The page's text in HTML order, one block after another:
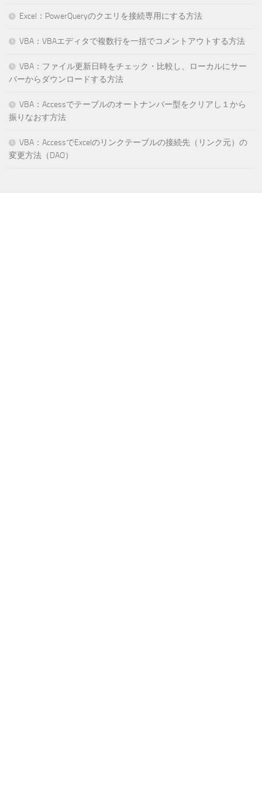
Excel：PowerQueryのクエリを接続専用にする方法
VBA：VBAエディタで複数行を一括でコメントアウトする方法
VBA：ファイル更新日時をチェック・比較し、ローカルにサー
バーからダウンロードする方法
VBA：Accessでテーブルのオートナンバー型をクリアし１から
振りなおす方法
VBA：AccessでExcelのリンクテーブルの接続先（リンク元）の
変更方法（DAO）